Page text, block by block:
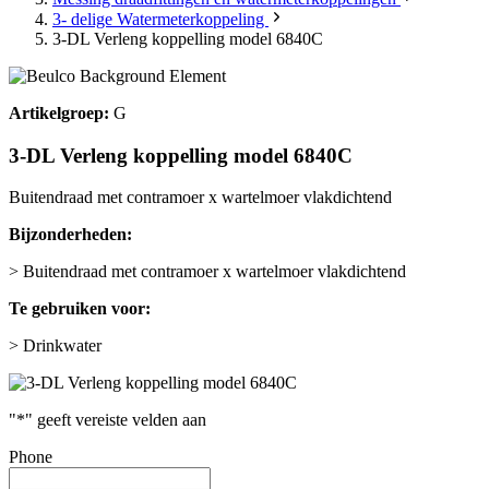
3- delige Watermeterkoppeling
3-DL Verleng koppelling model 6840C
Artikelgroep: G
3-DL Verleng koppelling model 6840C
Buitendraad met contramoer x wartelmoer vlakdichtend
Bijzonderheden:
> Buitendraad met contramoer x wartelmoer vlakdichtend
Te gebruiken voor:
> Drinkwater
"*" geeft vereiste velden aan
Phone